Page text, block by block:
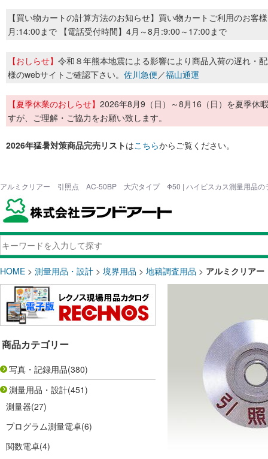
【買い物カートの計算方法のお知らせ】買い物カートご利用のお客
月:14:00まで 【電話受付時間】4月～8月:9:00～17:00まで
【おしらせ】 令和８年熊本地震による影響により商品入荷の遅れ・
様のwebサイトご確認下さい。 佐川急便／福山通運
【夏季休業のおしらせ】 2026年8月9（日）～8月16（日）を夏季休
すが、ご理解・ご協力をお願い致します。
2026年猛暑対策商品完売リストはこちらからご覧ください。
アルミクリアー 引照点 AC-50BP 大穴タイプ Φ50 | ハイビスカス測量用品の
HOME > 測量用品・設計 > 境界用品 > 地籍調査用品 > アルミクリア
商品カテゴリー
写真・記録用品(380)
測量用品・設計(451)
測量器(27)
プログラム測量電卓(6)
関数電卓(4)